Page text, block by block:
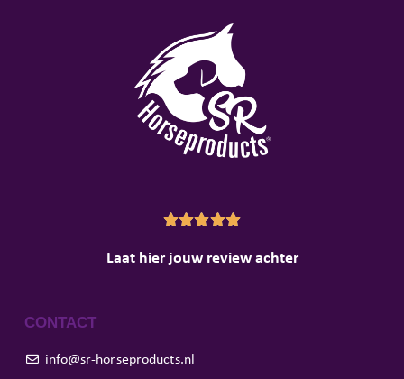

Laat hier jouw review achter
CONTACT
info@sr-horseproducts.nl